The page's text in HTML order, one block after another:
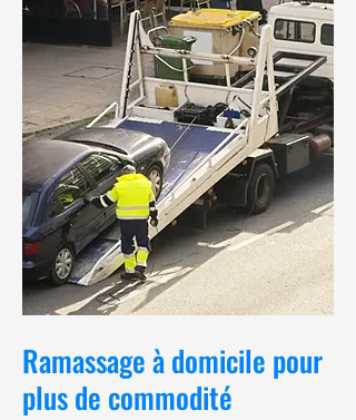
Ramassage à domicile pour
plus de commodité